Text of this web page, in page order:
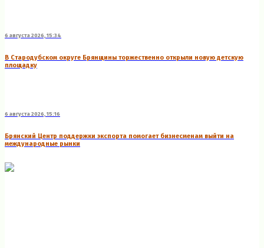
6 августа 2026, 15:34
В Стародубском округе Брянщины торжественно открыли новую детскую
площадку
6 августа 2026, 15:16
Брянский Центр поддержки экспорта помогает бизнесменам выйти на
международные рынки